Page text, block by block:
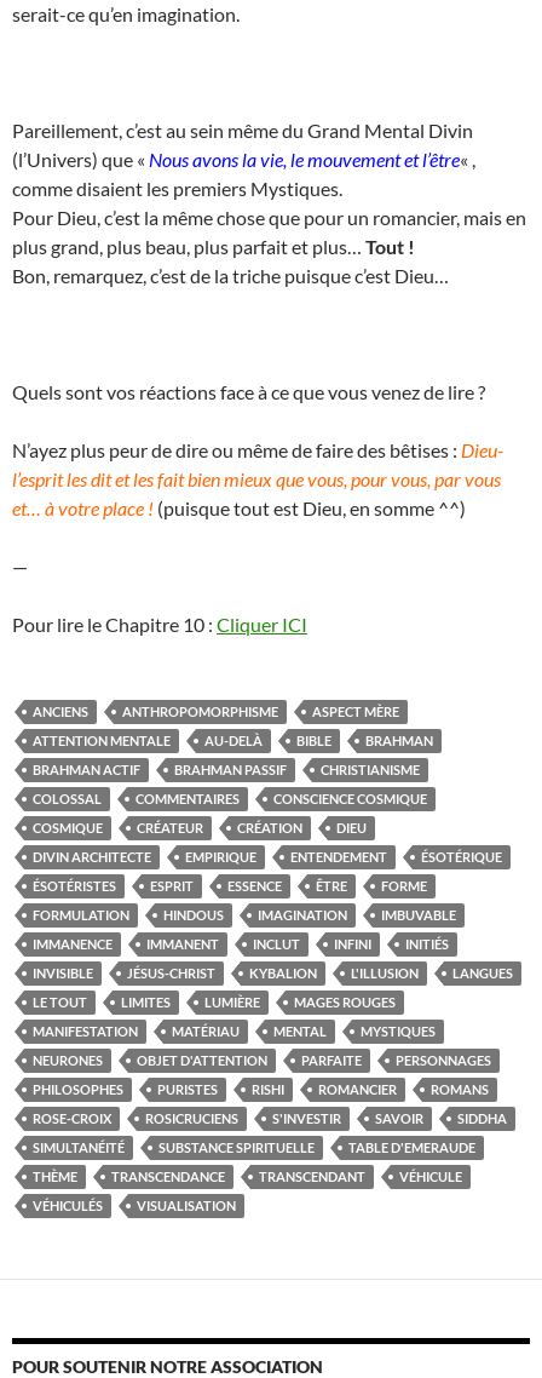
serait-ce qu’en imagination.
Pareillement, c’est au sein même du Grand Mental Divin
(l’Univers) que « Nous avons la vie, le mouvement et l’être« ,
comme disaient les premiers Mystiques.
Pour Dieu, c’est la même chose que pour un romancier, mais en
plus grand, plus beau, plus parfait et plus… Tout !
Bon, remarquez, c’est de la triche puisque c’est Dieu…
Quels sont vos réactions face à ce que vous venez de lire ?
N’ayez plus peur de dire ou même de faire des bêtises : Dieu-
l’esprit les dit et les fait bien mieux que vous, pour vous, par vous
et… à votre place ! (puisque tout est Dieu, en somme ^^)
—
Pour lire le Chapitre 10 : Cliquer ICI
ANCIENS ANTHROPOMORPHISME
ASPECT MÈRE
ATTENTION MENTALE
AU-DELÀ BIBLE
BRAHMAN
BRAHMAN ACTIF
BRAHMAN PASSIF
CHRISTIANISME
COLOSSAL
COMMENTAIRES
CONSCIENCE COSMIQUE
COSMIQUE
CRÉATEUR CRÉATION
DIEU
DIVIN ARCHITECTE
EMPIRIQUE ENTENDEMENT
ÉSOTÉRIQUE
ÉSOTÉRISTES
ESPRIT ESSENCE ÊTRE
FORME
FORMULATION
HINDOUS IMAGINATION
IMBUVABLE
IMMANENCE
IMMANENT INCLUT INFINI
INITIÉS
INVISIBLE
JÉSUS-CHRIST KYBALION L'ILLUSION
LANGUES
LE TOUT
LIMITES LUMIÈRE
MAGES ROUGES
MANIFESTATION
MATÉRIAU MENTAL
MYSTIQUES
NEURONES
OBJET D'ATTENTION PARFAITE
PERSONNAGES
PHILOSOPHES
PURISTES RISHI ROMANCIER
ROMANS
ROSE-CROIX
ROSICRUCIENS S'INVESTIR SAVOIR
SIDDHA
SIMULTANÉITÉ
SUBSTANCE SPIRITUELLE
TABLE D'EMERAUDE
THÈME
TRANSCENDANCE TRANSCENDANT
VÉHICULE
VÉHICULÉS
VISUALISATION
POUR SOUTENIR NOTRE ASSOCIATION